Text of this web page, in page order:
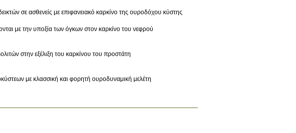
σε ασθενείς με επιφανειακό καρκίνο της ουροδόχου κύστης
με την υποξία των όγκων στον καρκίνο του νεφρού
στην εξέλιξη του καρκίνου του προστάτη
με κλασσική και φορητή ουροδυναμική μελέτη